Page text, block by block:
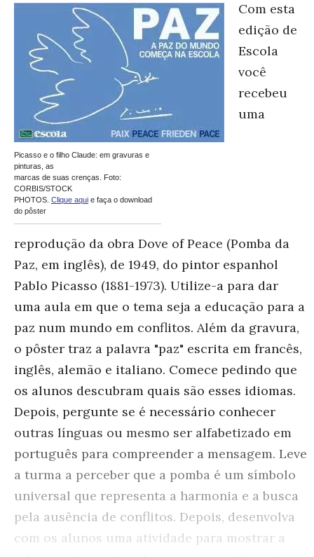
Picasso e o filho Claude: em gravuras e
pinturas, as
marcas de suas crenças. Foto:
CORBIS/STOCK
PHOTOS. Clique aqui e faça o download
do pôster
Com esta
edição de
Escola
você
recebeu
uma
reprodução da obra Dove of Peace (Pomba da
Paz, em inglês), de 1949, do pintor espanhol
Pablo Picasso (1881-1973). Utilize-a para dar
uma aula em que o tema seja a educação para a
paz num mundo em conflitos. Além da gravura,
o pôster traz a palavra "paz" escrita em francês,
inglês, alemão e italiano. Comece pedindo que
os alunos descubram quais são esses idiomas.
Depois, pergunte se é necessário conhecer
outras línguas ou mesmo ser alfabetizado em
português para compreender a mensagem. Leve
a turma a perceber que a pomba é um símbolo
universal que representa a harmonia e a busca
pela ausência de conflitos. Depois, desenvolva
com os alunos uma atividade para mostrar a